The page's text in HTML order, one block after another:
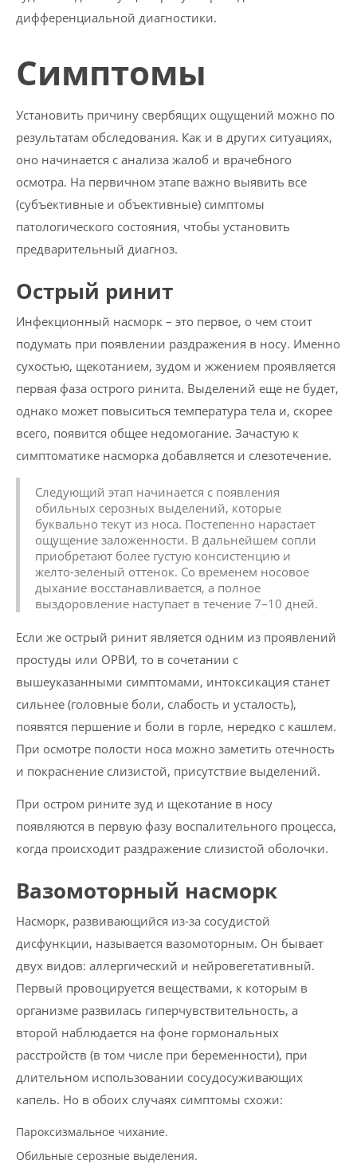
дифференциальной диагностики.
Симптомы
Установить причину свербящих ощущений можно по
результатам обследования. Как и в других ситуациях,
оно начинается с анализа жалоб и врачебного
осмотра. На первичном этапе важно выявить все
(субъективные и объективные) симптомы
патологического состояния, чтобы установить
предварительный диагноз.
Острый ринит
Инфекционный насморк – это первое, о чем стоит
подумать при появлении раздражения в носу. Именно
сухостью, щекотанием, зудом и жжением проявляется
первая фаза острого ринита. Выделений еще не будет,
однако может повыситься температура тела и, скорее
всего, появится общее недомогание. Зачастую к
симптоматике насморка добавляется и слезотечение.
Следующий этап начинается с появления
обильных серозных выделений, которые
буквально текут из носа. Постепенно нарастает
ощущение заложенности. В дальнейшем сопли
приобретают более густую консистенцию и
желто-зеленый оттенок. Со временем носовое
дыхание восстанавливается, а полное
выздоровление наступает в течение 7–10 дней.
Если же острый ринит является одним из проявлений
простуды или ОРВИ, то в сочетании с
вышеуказанными симптомами, интоксикация станет
сильнее (головные боли, слабость и усталость),
появятся першение и боли в горле, нередко с кашлем.
При осмотре полости носа можно заметить отечность
и покраснение слизистой, присутствие выделений.
При остром рините зуд и щекотание в носу
появляются в первую фазу воспалительного процесса,
когда происходит раздражение слизистой оболочки.
Вазомоторный насморк
Насморк, развивающийся из-за сосудистой
дисфункции, называется вазомоторным. Он бывает
двух видов: аллергический и нейровегетативный.
Первый провоцируется веществами, к которым в
организме развилась гиперчувствительность, а
второй наблюдается на фоне гормональных
расстройств (в том числе при беременности), при
длительном использовании сосудосуживающих
капель. Но в обоих случаях симптомы схожи:
Пароксизмальное чихание.
Обильные серозные выделения.